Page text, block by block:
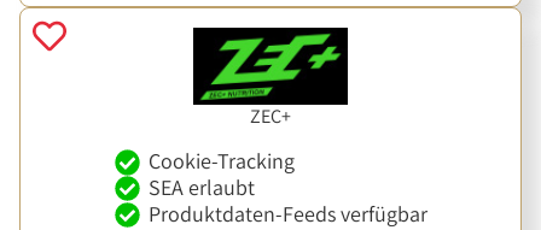
ZEC+
Cookie-Tracking
SEA erlaubt
Produktdaten-Feeds verfügbar